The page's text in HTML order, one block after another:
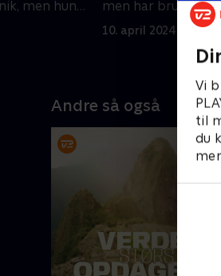
Vi
til
du
men hun
men har brug for
marked.
10. april 2024 • 45 min
Andre så også